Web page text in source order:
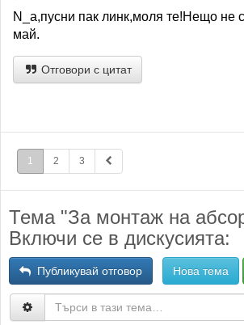
N_a,пусни пак линк,моля те!Нещо не
май.
Отговори с цитат
1 2 3
Тема "За монтаж на
Включи се в дискусията:
Публикувай отговор Нова тема